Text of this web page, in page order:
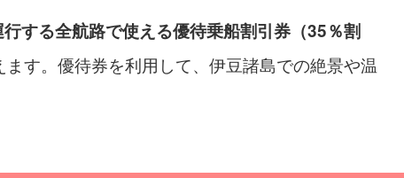
する全航路で使える優待乗船割引券（35％割
ます。優待券を利用して、伊豆諸島での絶景や温